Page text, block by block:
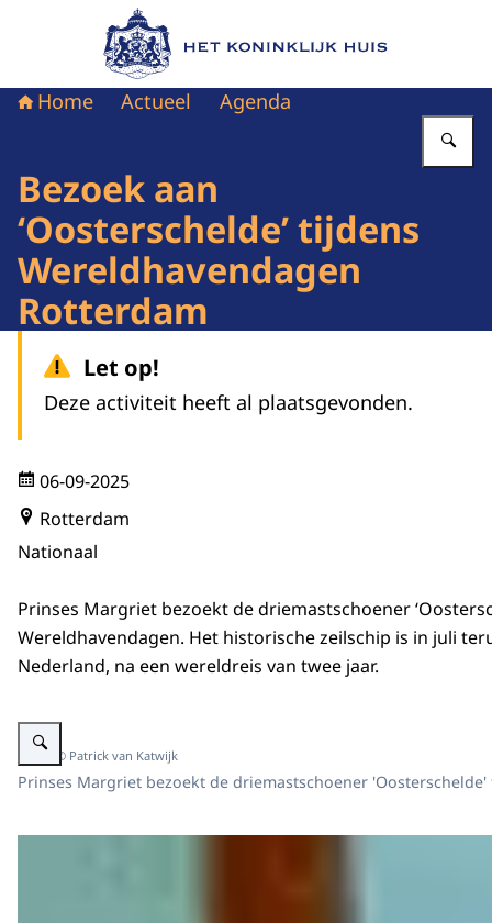
Naar de homepage van Het Koninklijk Huis
Home Actueel Agenda
Bezoek aan
‘Oosterschelde’ tijdens
Wereldhavendagen
Rotterdam
Let op!
Deze activiteit heeft al plaatsgevonden.
06-09-2025
Rotterdam
Nationaal
Prinses Margriet bezoekt de driemastschoener
Wereldhavendagen. Het historische zeilschip is in juli
Nederland, na een wereldreis van twee jaar.
Vergroot afbeelding Prinses Margriet bezoekt ‘Oosterschelde’ tijdens de
Beeld: © Patrick van Katwijk
Prinses Margriet bezoekt de driemastschoener